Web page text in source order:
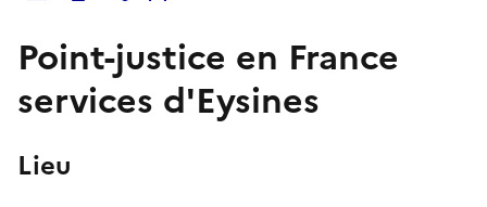
Point-justice en France
services d'Eysines
Lieu